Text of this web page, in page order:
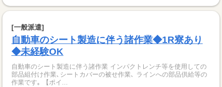
[一般派遣]
自動車のシート製造に伴う諸作業◆1R寮あり
◆未経験OK
自動車のシート製造に伴う諸作業 インパクトレンチ等を使用しての
部品組付け作業､シートカバーの被せ作業､ ラインへの部品供給等の
作業です｡ 【ポイ...